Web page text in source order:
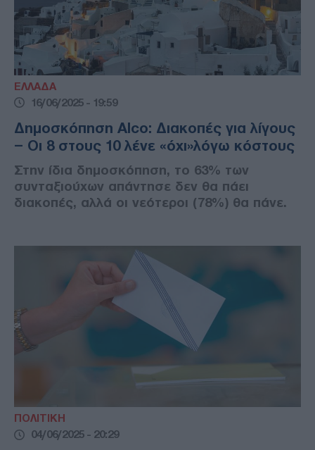
ΕΛΛΑΔΑ
16/06/2025 - 19:59
Δημοσκόπηση Alco: Διακοπές για λίγους
– Οι 8 στους 10 λένε «όχι»λόγω κόστους
Στην ίδια δημοσκόπηση, το 63% των
συνταξιούχων απάντησε δεν θα πάει
διακοπές, αλλά οι νεότεροι (78%) θα πάνε.
ΠΟΛΙΤΙΚΗ
04/06/2025 - 20:29